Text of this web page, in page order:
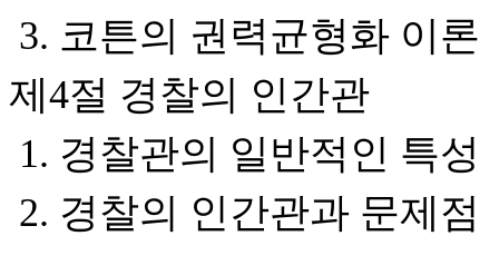
3. 코튼의 권력균형화 이론
제4절 경찰의 인간관
1. 경찰관의 일반적인 특성
2. 경찰의 인간관과 문제점